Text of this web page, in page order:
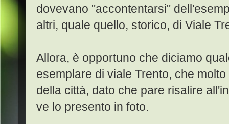
dovevano "accontentarsi"
altri, quale quello, storico, di Viale
Allora, è opportuno che diciamo
esemplare di viale Trento, che
della città, dato che pare risalire
ve lo presento in foto.